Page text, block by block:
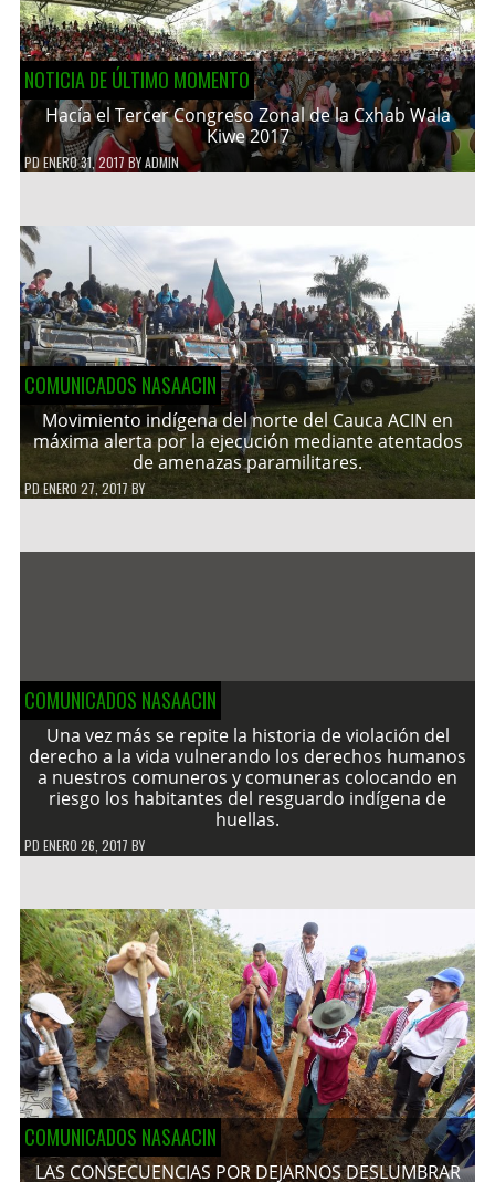
NOTICIA DE ÚLTIMO MOMENTO
Hacía el Tercer Congreso Zonal de la Cxhab Wala
Kiwe 2017
PDENERO 31, 2017 BYADMIN
COMUNICADOS NASAACIN
Movimiento indígena del norte del Cauca ACIN en
máxima alerta por la ejecución mediante atentados
de amenazas paramilitares.
PDENERO 27, 2017 BY
COMUNICADOS NASAACIN
Una vez más se repite la historia de violación del
derecho a la vida vulnerando los derechos humanos
a nuestros comuneros y comuneras colocando en
riesgo los habitantes del resguardo indígena de
huellas.
PD ENERO 26, 2017 BY
COMUNICADOS NASAACIN
LAS CONSECUENCIAS POR DEJARNOS DESLUMBRAR